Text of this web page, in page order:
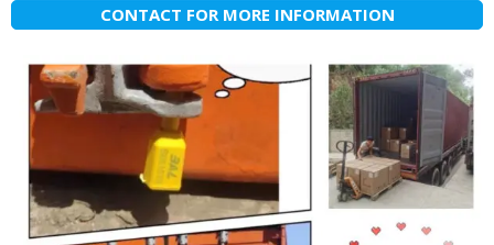
CONTACT FOR MORE INFORMATION